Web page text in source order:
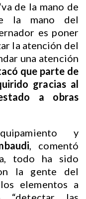
de la mano de
la mano del
es poner
la atención del
una atención
que parte de
gracias al
a obras
y
, comentó
todo ha sido
la gente del
elementos a